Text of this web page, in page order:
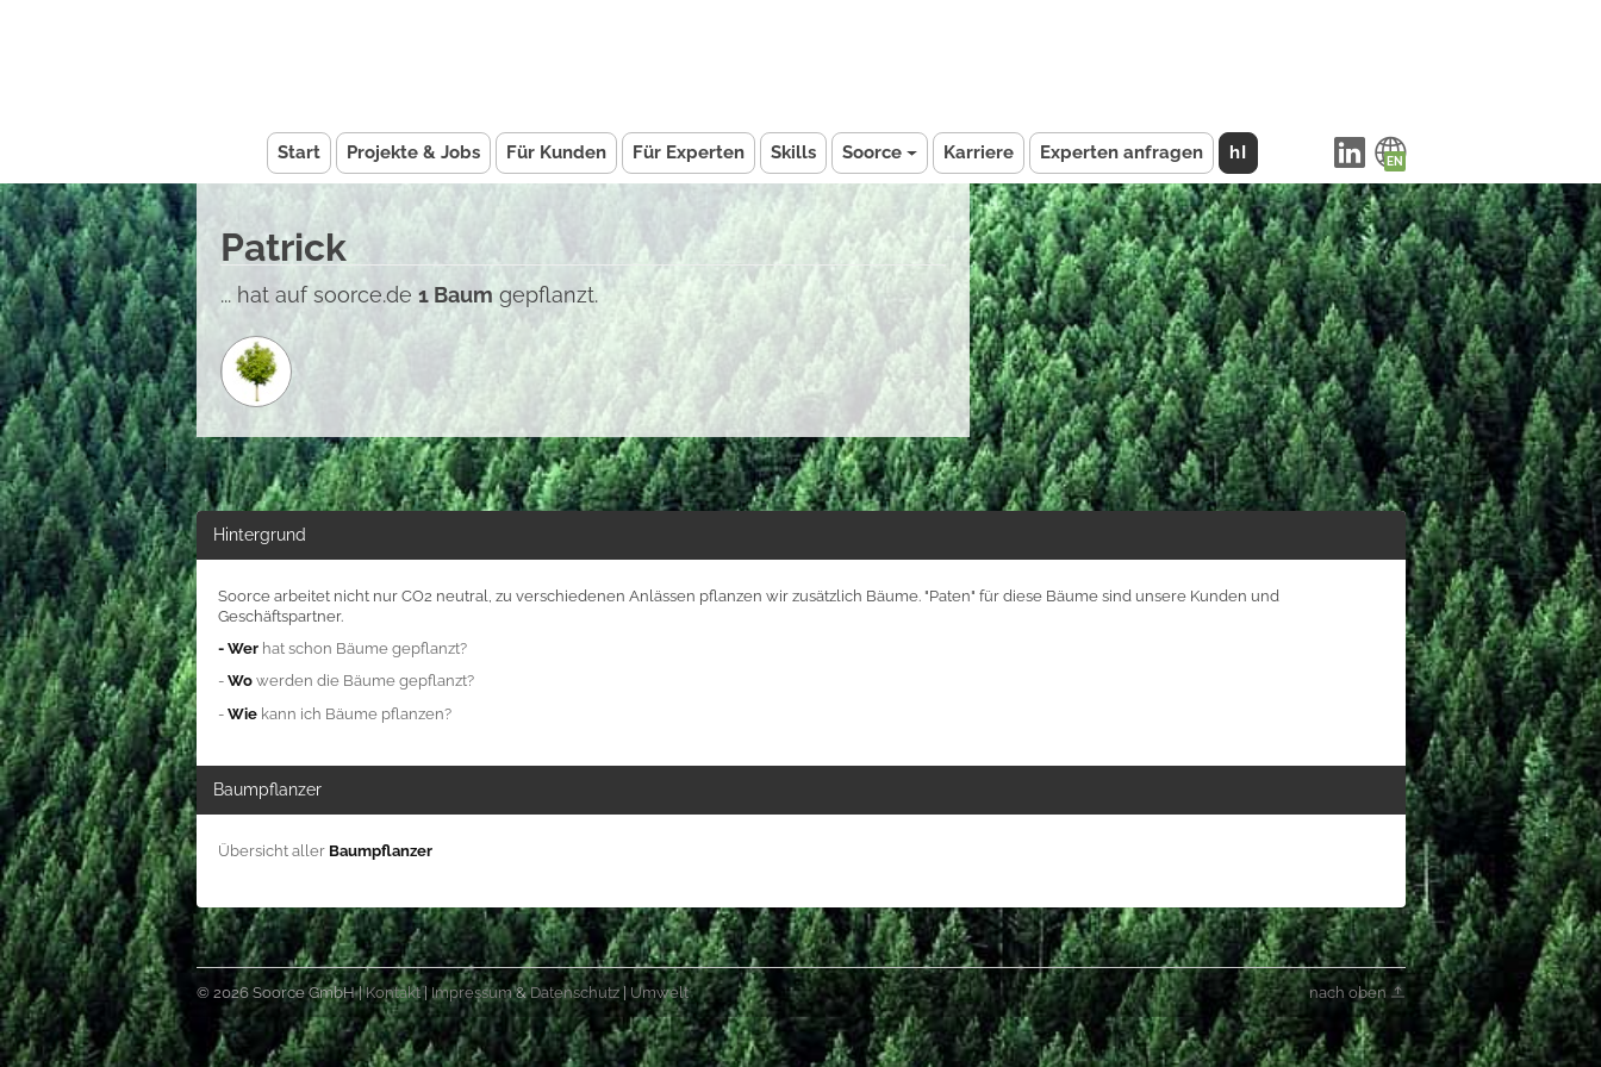
Start Projekte & Jobs Für Kunden Für Experten Skills Soorce Karriere Experten anfragen hI
Patrick
... hat auf soorce.de 1 Baum gepflanzt.
Hintergrund
Soorce arbeitet nicht nur CO2 neutral, zu verschiedenen Anlässen pflanzen wir zusätzlich Bäume. "Paten" für diese Bäume sind unsere Kunden und
Geschäftspartner.
- Wer hat schon Bäume gepflanzt?
- Wo werden die Bäume gepflanzt?
- Wiekann ich Bäume pflanzen?
Baumpflanzer
Übersicht aller Baumpflanzer
© 2026 Soorce GmbH |Kontakt| Impressum&Datenschutz| Umwelt nach oben